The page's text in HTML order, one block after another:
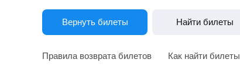
Вернуть билеты Найти билеты
Правила возврата билетов Как найти билеты